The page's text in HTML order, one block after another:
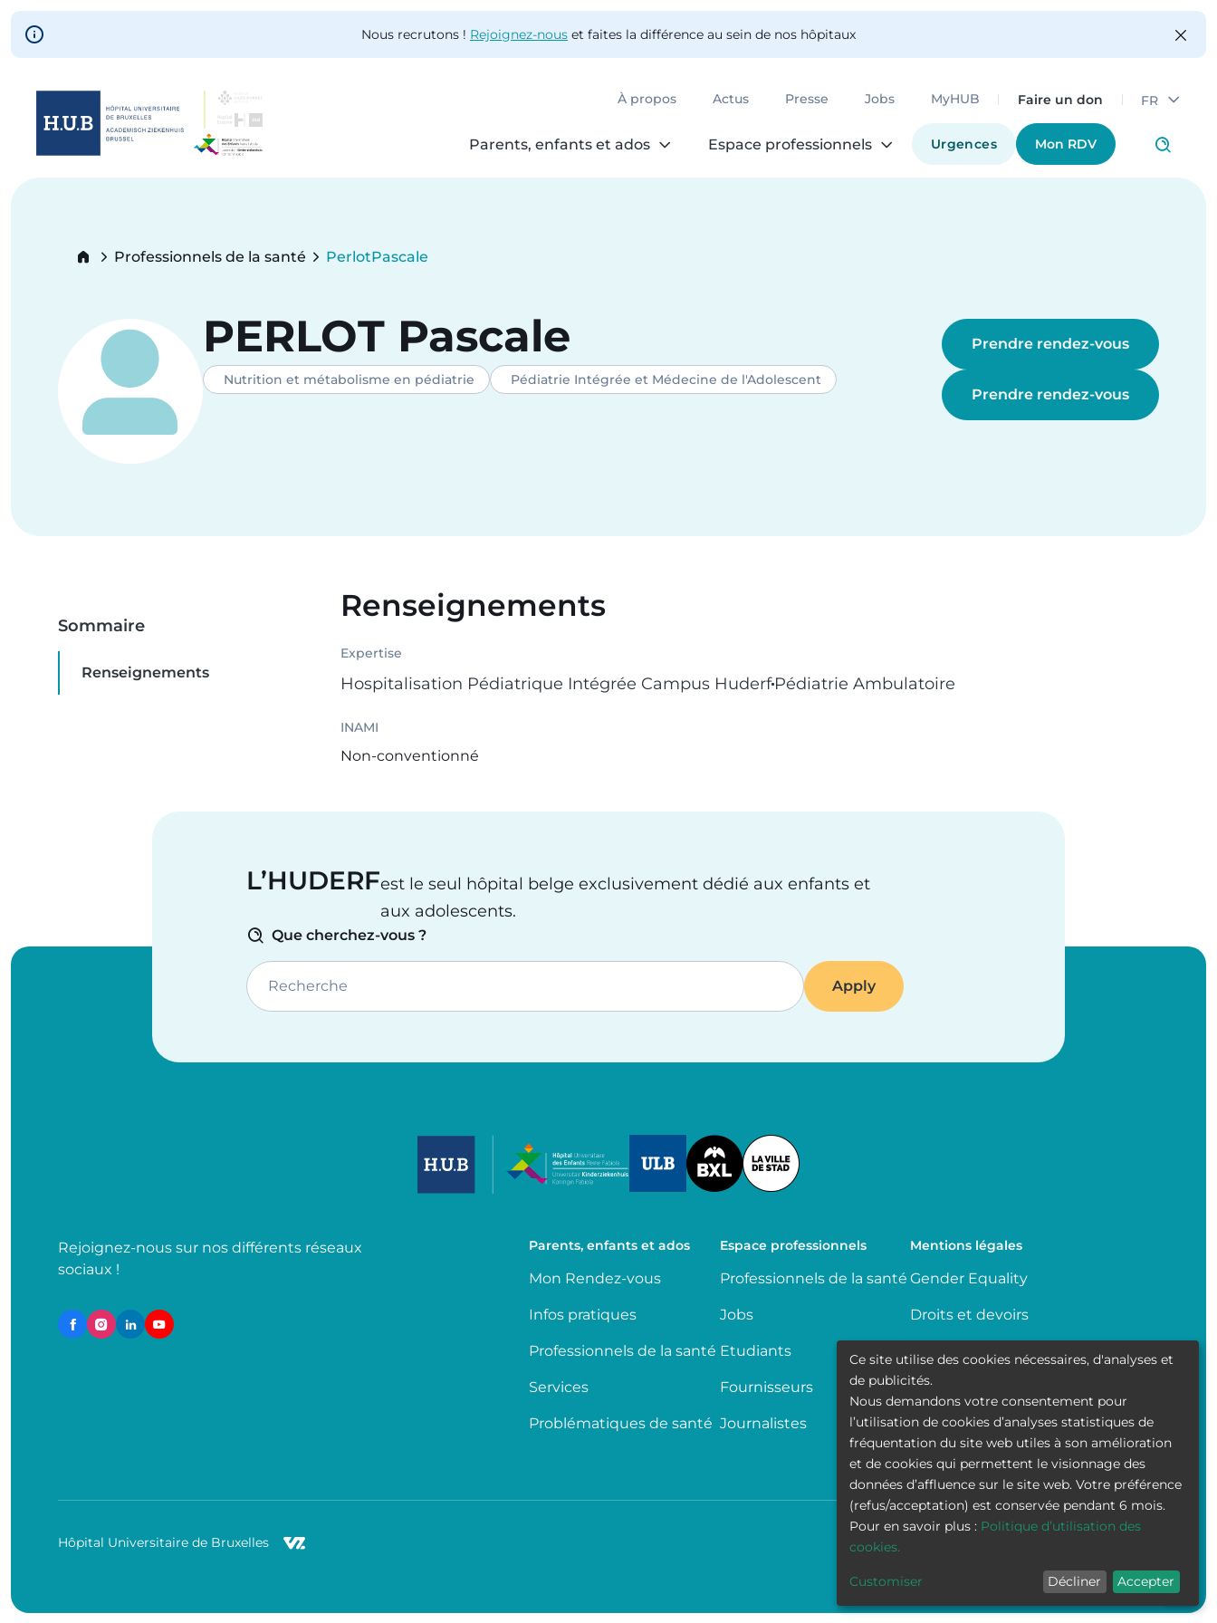
Skip to main content
Nous recrutons ! Rejoignez-nous et faites la différence au sein de nos hôpitaux
À propos Actus Presse Jobs MyHUB Faire un don FR
Parents, enfants et ados Espace professionnels Urgences Mon RDV
Skip
Breadcrumb
Professionnels de la santé Perlot Pascale
PERLOT Pascale
Nutrition et métabolisme en pédiatrie Pédiatrie Intégrée et Médecine de l'Adolescent
Prendre rendez-vous
Prendre rendez-vous
Sommaire
Renseignements
Renseignements
Expertise
Hospitalisation Pédiatrique Intégrée Campus Huderf Pédiatrie Ambulatoire
INAMI
Non-conventionné
L’HUDERFest le seul hôpital belge exclusivement dédié aux enfants et
aux adolescents.
Que cherchez-vous ?
Recherche
Image
Rejoignez-nous sur nos différents réseaux
sociaux !
Parents, enfants et ados
Mon Rendez-vous
Infos pratiques
Professionnels de la santé
Services
Problématiques de santé
Espace professionnels
Professionnels de la santé
Jobs
Etudiants
Fournisseurs
Journalistes
Mentions légales
Gender Equality
Droits et devoirs
Partage de données
médicales
Transparence
Politique de la vie privée
Accessibilité
Hôpital Universitaire de Bruxelles
Ce site utilise des cookies nécessaires, d'analyses et
de publicités.
Nous demandons votre consentement pour
l’utilisation de cookies d’analyses statistiques de
fréquentation du site web utiles à son amélioration
et de cookies qui permettent le visionnage des
données d’affluence sur le site web. Votre préférence
(refus/acceptation) est conservée pendant 6 mois.
Pour en savoir plus : Politique d’utilisation des
cookies.
Customiser Décliner Accepter